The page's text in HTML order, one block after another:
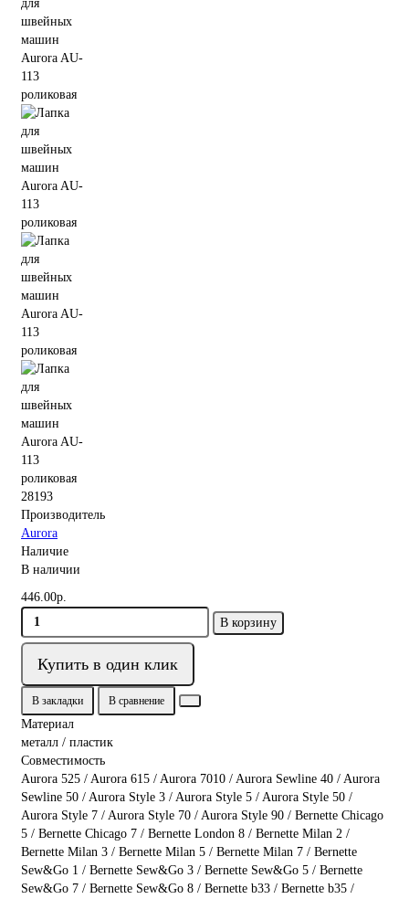
28193
Производитель
Aurora
Наличие
В наличии
446.00р.
В корзину
Купить в один клик
В закладки В сравнение
Материал
металл / пластик
Совместимость
Aurora 525 / Aurora 615 / Aurora 7010 / Aurora Sewline 40 / Aurora
Sewline 50 / Aurora Style 3 / Aurora Style 5 / Aurora Style 50 /
Aurora Style 7 / Aurora Style 70 / Aurora Style 90 / Bernette Chicago
5 / Bernette Chicago 7 / Bernette London 8 / Bernette Milan 2 /
Bernette Milan 3 / Bernette Milan 5 / Bernette Milan 7 / Bernette
Sew&Go 1 / Bernette Sew&Go 3 / Bernette Sew&Go 5 / Bernette
Sew&Go 7 / Bernette Sew&Go 8 / Bernette b33 / Bernette b35 /